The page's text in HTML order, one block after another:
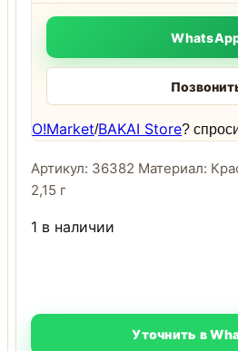
O!Market/BAKAI Store?
Артикул: 36382 Материал:
2,15 г
1 в наличии
Уточнить в